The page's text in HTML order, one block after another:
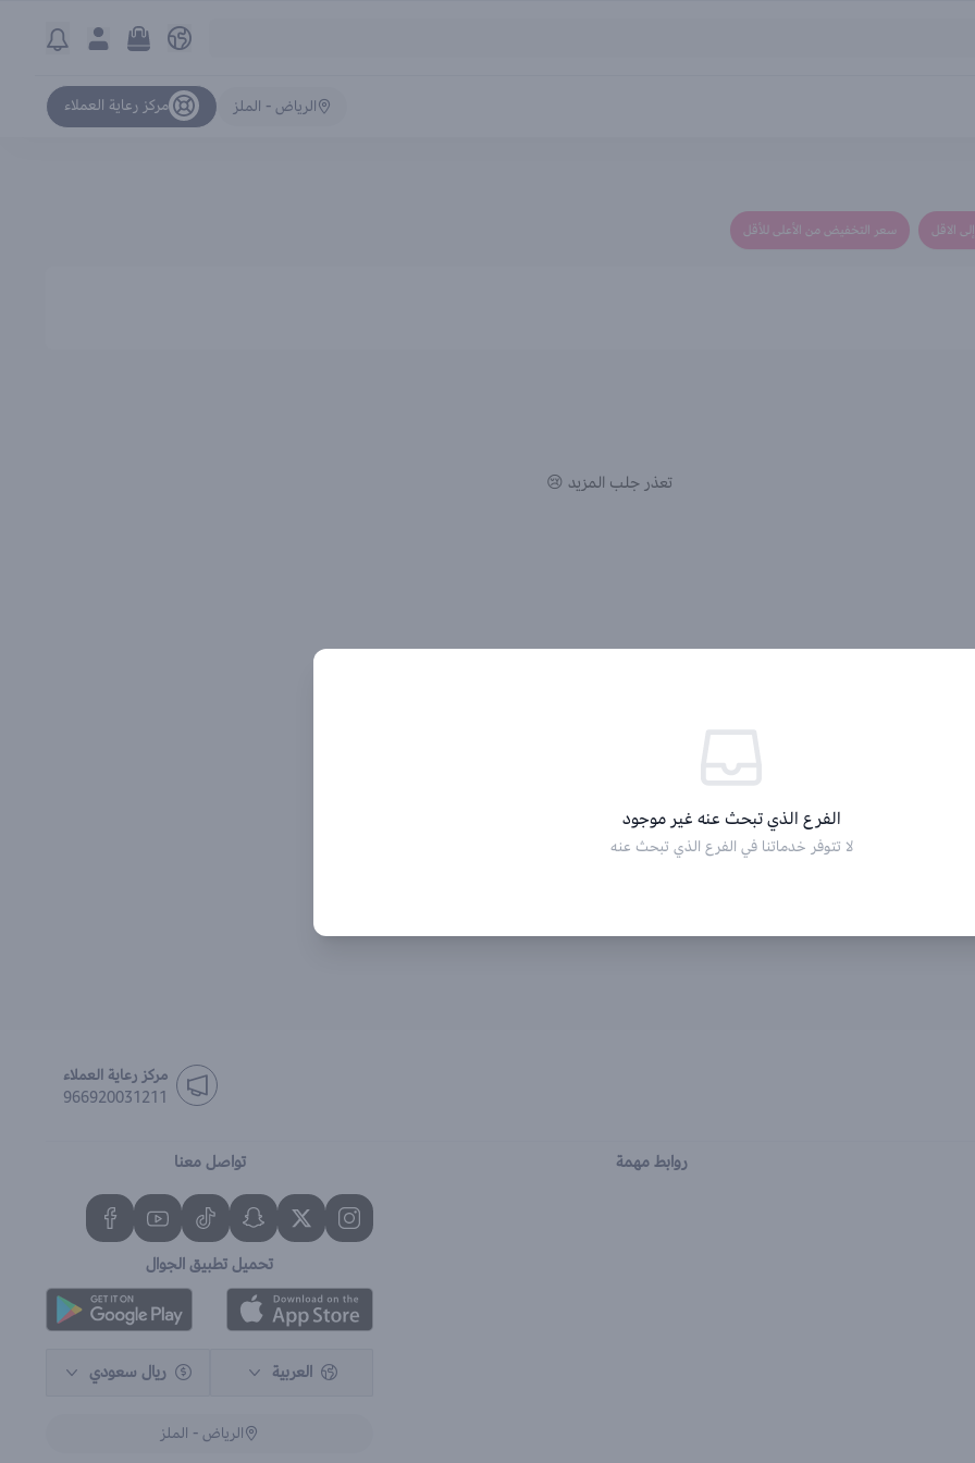
الرياض - الملز مركز رعاية العملاء
الاقل سعر التخفيض من الأعلى للأقل
تعذر جلب المزيد 😢
مركز رعاية العملاء
966920031211
روابط مهمة تواصل معنا
تحميل تطبيق الجوال
العربية ريال سعودي
الرياض - الملز
الفرع الذي تبحث عنه غير موجود
لا تتوفر خدماتنا في الفرع الذي تبحث عنه